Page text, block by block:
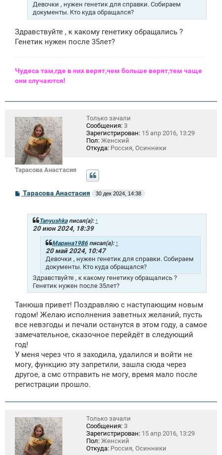
Девочки , нужен генетик для справки. Собираем
документы. Кто куда обращался?
Здравствуйте , к какому генетику обращались ?
Генетик нужен после 35лет?
Чудеса там,где в них верят,чем больше верят,тем чаще
они случаются!
Тарасова Анастасия
Только зачали
Сообщения: 3
Зарегистрирован: 15 апр 2016, 13:29
Пол: Женский
Откуда: Россия, Осинники
СТарасова Анастасия 30 дек 2024, 14:38
Tanyushkaписал(а): ↑
20 июн 2024, 18:39
Марина1986писал(а): ↑
20 май 2024, 10:47
Девочки , нужен генетик для справки. Собираем
документы. Кто куда обращался?
Здравствуйте , к какому генетику обращались ?
Генетик нужен после 35лет?
Танюша привет! Поздравляю с наступающим новым
годом! Желаю исполнения заветных желаний, пусть
все невзгоды и печали останутся в этом году, а самое
замечательное, сказочное перейдёт в следующий
год!
У меня через что я заходила, удалился и войти не
могу, функцию эту запретили, зашла сюда через
другое, а смс отправить не могу, время мало после
регистрации прошло.
Только зачали
Сообщения: 3
Зарегистрирован: 15 апр 2016, 13:29
Пол: Женский
Откуда: Россия, Осинники